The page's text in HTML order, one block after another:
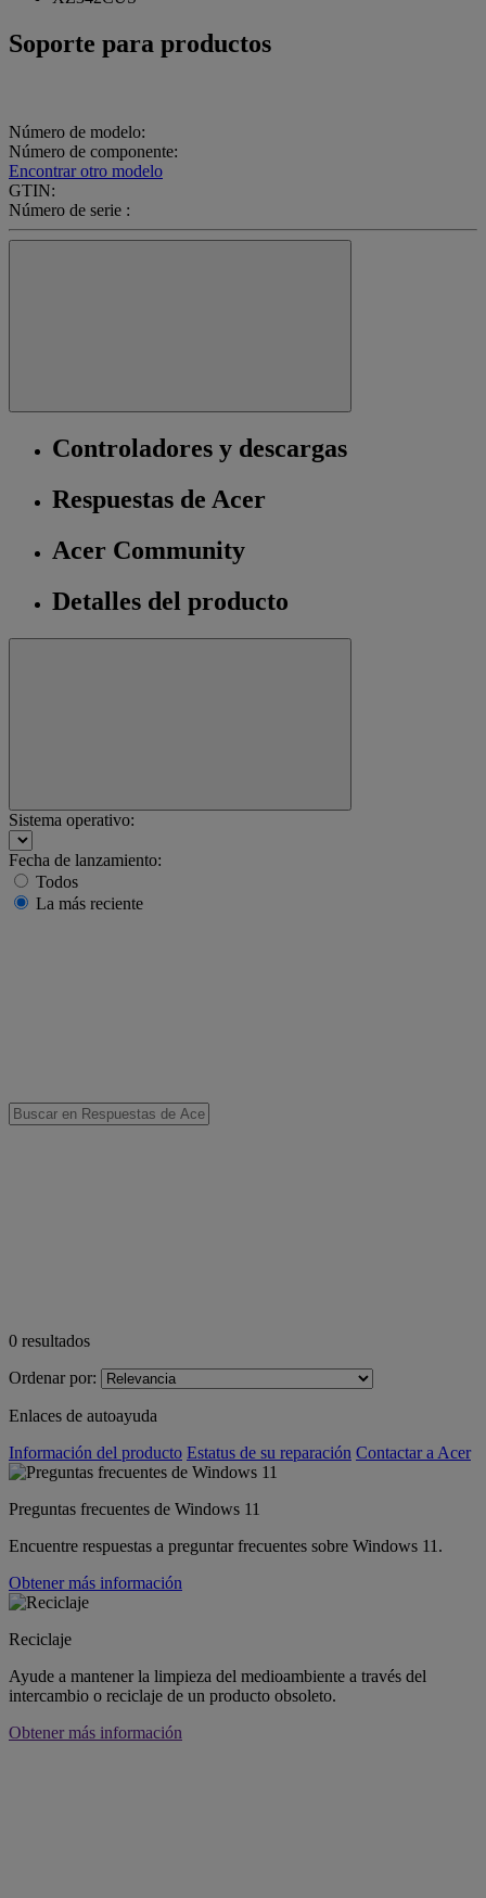
Soporte para productos
Número de modelo:
Número de componente:
Encontrar otro modelo
GTIN:
Número de serie :
Controladores y descargas
Respuestas de Acer
Acer Community
Detalles del producto
Sistema operativo:
Fecha de lanzamiento:
Todos
La más reciente
0 resultados
Ordenar por:
Enlaces de autoayuda
Información del producto Estatus de su reparación Contactar a Acer
Preguntas frecuentes de Windows 11
Encuentre respuestas a preguntar frecuentes sobre Windows 11.
Obtener más información
Reciclaje
Ayude a mantener la limpieza del medioambiente a través del
intercambio o reciclaje de un producto obsoleto.
Obtener más información